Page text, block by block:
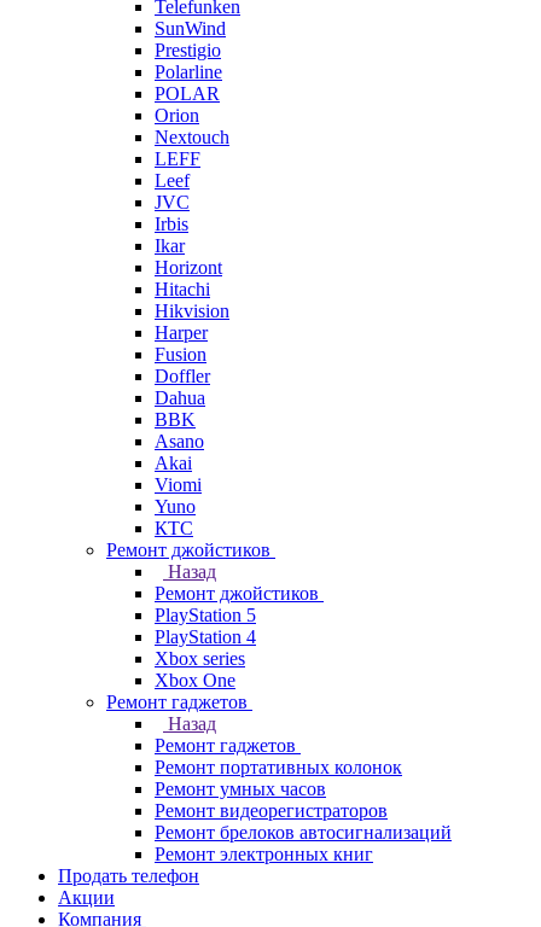
Telefunken
SunWind
Prestigio
Polarline
POLAR
Orion
Nextouch
LEFF
Leef
JVC
Irbis
Ikar
Horizont
Hitachi
Hikvision
Harper
Fusion
Doffler
Dahua
BBK
Asano
Akai
Viomi
Yuno
КТС
Ремонт джойстиков
Назад
Ремонт джойстиков
PlayStation 5
PlayStation 4
Xbox series
Xbox One
Ремонт гаджетов
Назад
Ремонт гаджетов
Ремонт портативных колонок
Ремонт умных часов
Ремонт видеорегистраторов
Ремонт брелоков автосигнализаций
Ремонт электронных книг
Продать телефон
Акции
Компания